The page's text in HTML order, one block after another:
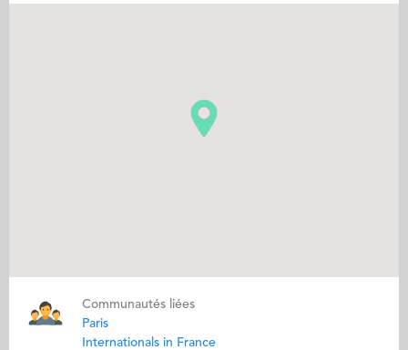
Communautés liées
Paris
Internationals in France